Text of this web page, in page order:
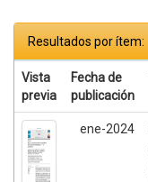
Resultados por ítem:
Vista
previa
Fecha de
publicación
ene-2024